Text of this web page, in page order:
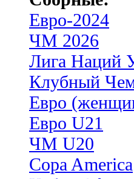
Евро-2024
ЧМ 2026
Лига Наций
Клубный
Евро
Евро U21
ЧМ U20
Copa America